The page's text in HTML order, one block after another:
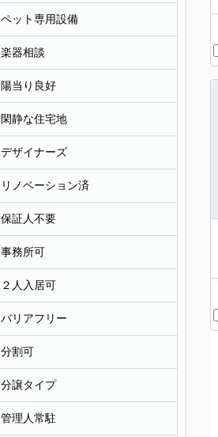
ペット専用設備
楽器相談
陽当り良好
閑静な住宅地
デザイナーズ
リノベーション済
保証人不要
事務所可
２人入居可
バリアフリー
分割可
分譲タイプ
管理人常駐